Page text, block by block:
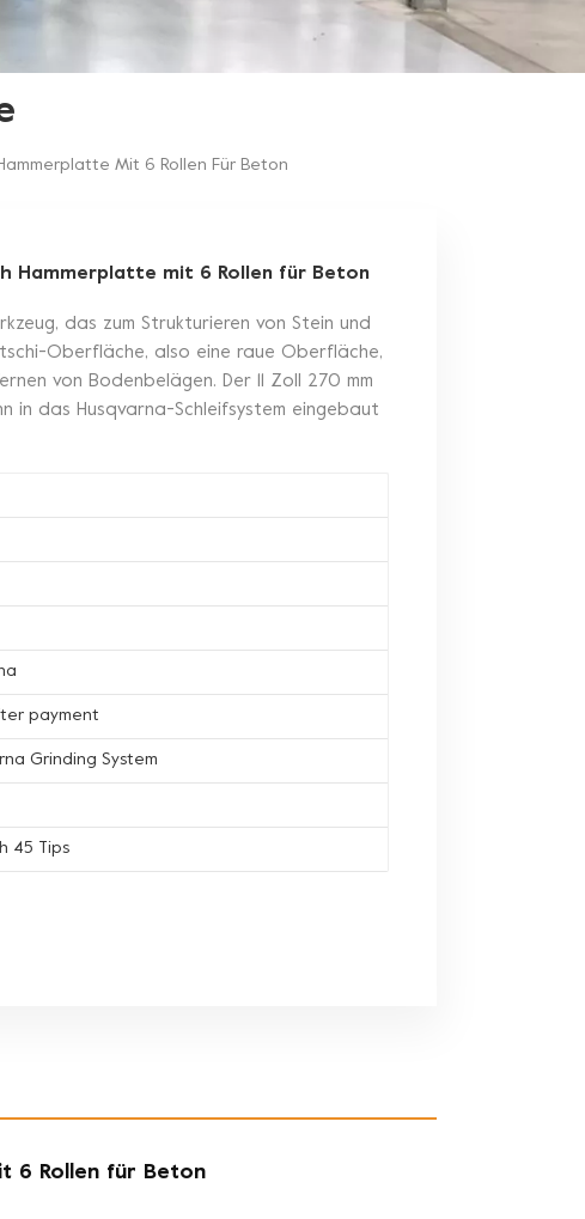
Hammerplatte Mit 6 Rollen Für Beton
Hammerplatte mit 6 Rollen für Beton
das zum Strukturieren von Stein und
Oberfläche, also eine raue Oberfläche,
von Bodenbelägen. Der 11 Zoll 270 mm
in das Husqvarna-Schleifsystem eingebaut
payment
Grinding System
45 Tips
6 Rollen für Beton